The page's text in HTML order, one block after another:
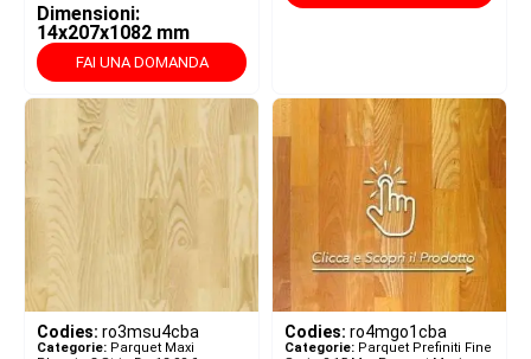
Dimensioni:
14x207x1082 mm
FAI UNA DOMANDA
Codies: ro3msu4cba
Categorie: Parquet Maxi
Codies: ro4mgo1cba
Categorie: Parquet Prefiniti Fine